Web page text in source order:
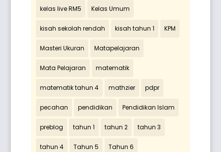
kelas live RM5 Kelas Umum
kisah sekolah rendah kisah tahun 1 KPM
Masteri Ukuran Matapelajaran
Mata Pelajaran matematik
matematik tahun 4 mathzier pdpr
pecahan pendidikan Pendidikan Islam
preblog tahun 1 tahun 2 tahun 3
tahun 4 Tahun 5 Tahun 6